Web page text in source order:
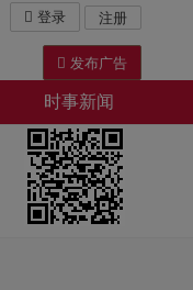
登录 注册
发布广告
时事新闻